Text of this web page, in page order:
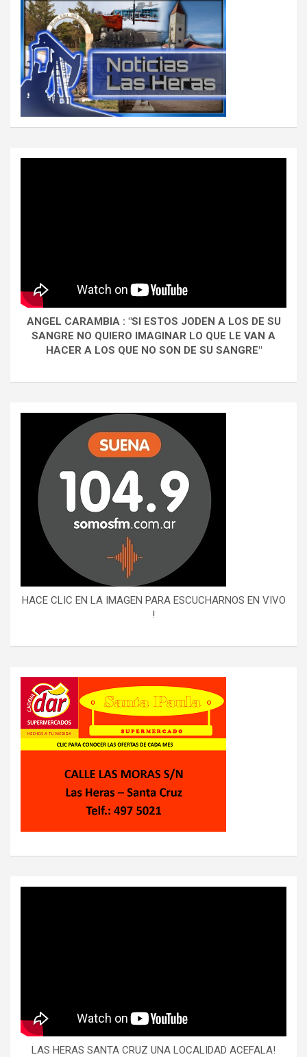
ANGEL CARAMBIA : "SI ESTOS JODEN A LOS DE SU
SANGRE NO QUIERO IMAGINAR LO QUE LE VAN A
HACER A LOS QUE NO SON DE SU SANGRE"
HACE CLIC EN LA IMAGEN PARA ESCUCHARNOS EN VIVO
!
LAS HERAS SANTA CRUZ UNA LOCALIDAD ACEFALA!